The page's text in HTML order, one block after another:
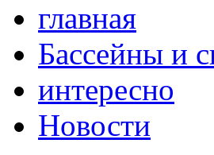
главная
Бассейны и
интересно
Новости